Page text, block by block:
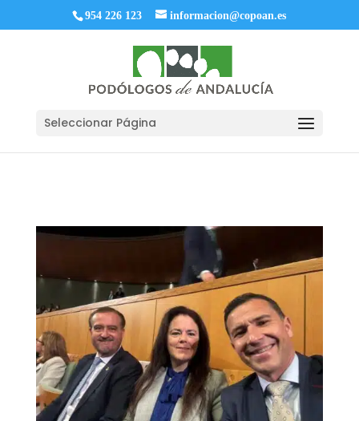
954 226 123 informacion@copoan.es
Seleccionar Página